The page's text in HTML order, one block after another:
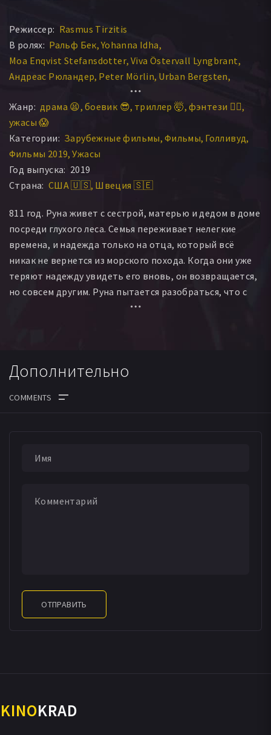
Режиссер: Rasmus Tirzitis
В ролях: Ральф Бек Yohanna Idha
Moa Enqvist Stefansdotter Viva Östervall Lyngbrant
Андреас Рюландер Peter Mörlin Urban Bergsten
Tommi Korkeamäki
Lilja Östervall Lyngbrant
Жанр: драма 😫 боевик 😎 триллер 🤯 фэнтези 🧝‍♂️
ужасы 😱
Категории: Зарубежные фильмы Фильмы Голливуд
Фильмы 2019 Ужасы
Год выпуска: 2019
Страна: США 🇺🇸 Швеция 🇸🇪
811 год. Руна живет с сестрой, матерью и дедом в доме
посреди глухого леса. Семья переживает нелегкие
времена, и надежда только на отца, который всё
никак не вернется из морского похода. Когда они уже
теряют надежду увидеть его вновь, он возвращается,
но совсем другим. Руна пытается разобраться, что с
ним произошло, и как с этим связаны странные
Дополнительно
ОТПРАВИТЬ
KINOKRAD